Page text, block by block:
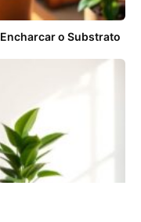
o Substrato